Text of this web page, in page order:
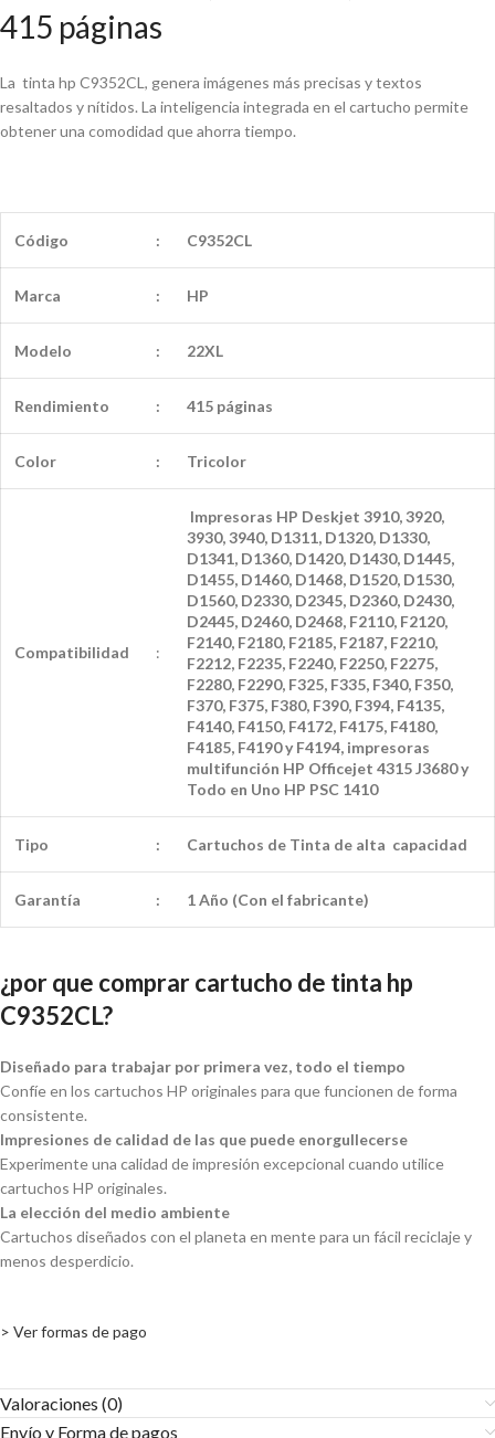
415 páginas
La tinta hp C9352CL, genera imágenes más precisas y textos
resaltados y nítidos. La inteligencia integrada en el cartucho permite
obtener una comodidad que ahorra tiempo.
Código : C9352CL
Marca : HP
Modelo : 22XL
Rendimiento : 415 páginas
Color : Tricolor
Compatibilidad :
Impresoras HP Deskjet 3910, 3920,
3930, 3940, D1311, D1320, D1330,
D1341, D1360, D1420, D1430, D1445,
D1455, D1460, D1468, D1520, D1530,
D1560, D2330, D2345, D2360, D2430,
D2445, D2460, D2468, F2110, F2120,
F2140, F2180, F2185, F2187, F2210,
F2212, F2235, F2240, F2250, F2275,
F2280, F2290, F325, F335, F340, F350,
F370, F375, F380, F390, F394, F4135,
F4140, F4150, F4172, F4175, F4180,
F4185, F4190 y F4194, impresoras
multifunción HP Officejet 4315 J3680 y
Todo en Uno HP PSC 1410
Tipo : Cartuchos de Tinta de alta capacidad
Garantía : 1 Año (Con el fabricante)
¿por que comprar cartucho de tinta hp
C9352CL?
Diseñado para trabajar por primera vez, todo el tiempo
Confíe en los cartuchos HP originales para que funcionen de forma
consistente.
Impresiones de calidad de las que puede enorgullecerse
Experimente una calidad de impresión excepcional cuando utilice
cartuchos HP originales.
La elección del medio ambiente
Cartuchos diseñados con el planeta en mente para un fácil reciclaje y
menos desperdicio.
> Ver formas de pago
Valoraciones (0)
Envío y Forma de pagos​